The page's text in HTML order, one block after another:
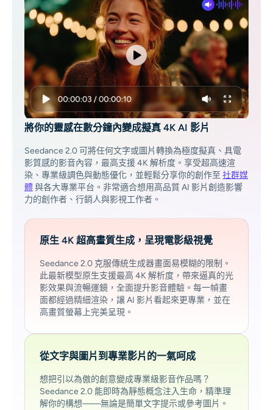
視頻工具
視頻效果
視頻增強器
影片浮水印去除器
將你的靈感在數分鐘內變成擬真 4K AI 影片
Seedance 2.0 可將任何文字或圖片轉換為極度擬真、具電
影質感的影音內容，最高支援 4K 解析度。享受超高速渲
染、專業級調色與動態優化，並輕鬆分享你的創作至 社群媒
體與各大專業平台。非常適合想用高品質 AI 影片創造影響
力的創作者、行銷人與影視工作者。
原生 4K 超高畫質生成，呈現電影級視覺
Seedance 2.0 克服傳統生成器畫面易模糊的限制。
此最新模型原生支援最高 4K 解析度，帶來逼真的光
影效果與流暢運鏡，全面提升影音體驗。每一幀畫
面都經過精細渲染，讓 AI 影片看起來更專業，並在
高畫質螢幕上完美呈現。
從文字與圖片到專業影片的一氣呵成
想把引以為傲的創意變成專業級影音作品嗎？
Seedance 2.0 能即時為靜態概念注入生命，精準理
解你的構想——無論是簡單文字提示或參考圖片。